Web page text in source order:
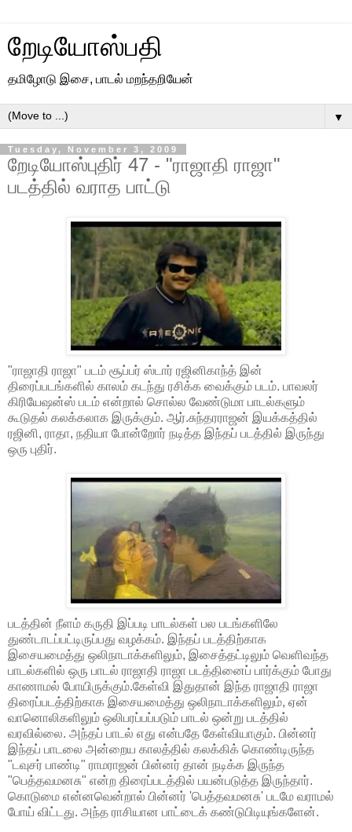
றேடியோஸ்பதி
தமிழோடு இசை, பாடல் மறந்தறியேன்
▼
Tuesday, November 3, 2009
றேடியோஸ்புதிர் 47 - "ராஜாதி ராஜா"
படத்தில் வராத பாட்டு
"ராஜாதி ராஜா" படம் சூப்பர் ஸ்டார் ரஜினிகாந்த் இன்
திரைப்படங்களில் காலம் கடந்து ரசிக்க வைக்கும் படம். பாவலர்
கிரியேஷன்ஸ் படம் என்றால் சொல்ல வேண்டுமா பாடல்களும்
கூடுதல் கலக்கலாக இருக்கும். ஆர்.சுந்தரராஜன் இயக்கத்தில்
ரஜினி, ராதா, நதியா போன்றோர் நடித்த இந்தப் படத்தில் இருந்து
ஒரு புதிர்.
படத்தின் நீளம் கருதி இப்படி பாடல்கள் பல படங்களிலே
துண்டாடப்பட்டிருப்பது வழக்கம். இந்தப் படத்திற்காக
இசையமைத்து ஒலிநாடாக்களிலும், இசைத்தட்டிலும் வெளிவந்த
பாடல்களில் ஒரு பாடல் ராஜாதி ராஜா படத்தினைப் பார்க்கும் போது
காணாமல் போயிருக்கும்.கேள்வி இதுதான் இந்த ராஜாதி ராஜா
திரைப்படத்திற்காக இசையமைத்து ஒலிநாடாக்களிலும், ஏன்
வானொலிகளிலும் ஒலிபரப்பப்படும் பாடல் ஒன்று படத்தில்
வரவில்லை. அந்தப் பாடல் எது என்பதே கேள்வியாகும். பின்னர்
இந்தப் பாடலை அன்றைய காலத்தில் கலக்கிக் கொண்டிருந்த
"டவுசர் பாண்டி" ராமராஜன் பின்னர் தான் நடிக்க இருந்த
"பெத்தவமனசு" என்ற திரைப்படத்தில் பயன்படுத்த இருந்தார்.
கொடுமை என்னவென்றால் பின்னர் 'பெத்தவமனசு' படமே வராமல்
போய் விட்டது. அந்த ராசியான பாட்டைக் கண்டுபிடியுங்களேன்.